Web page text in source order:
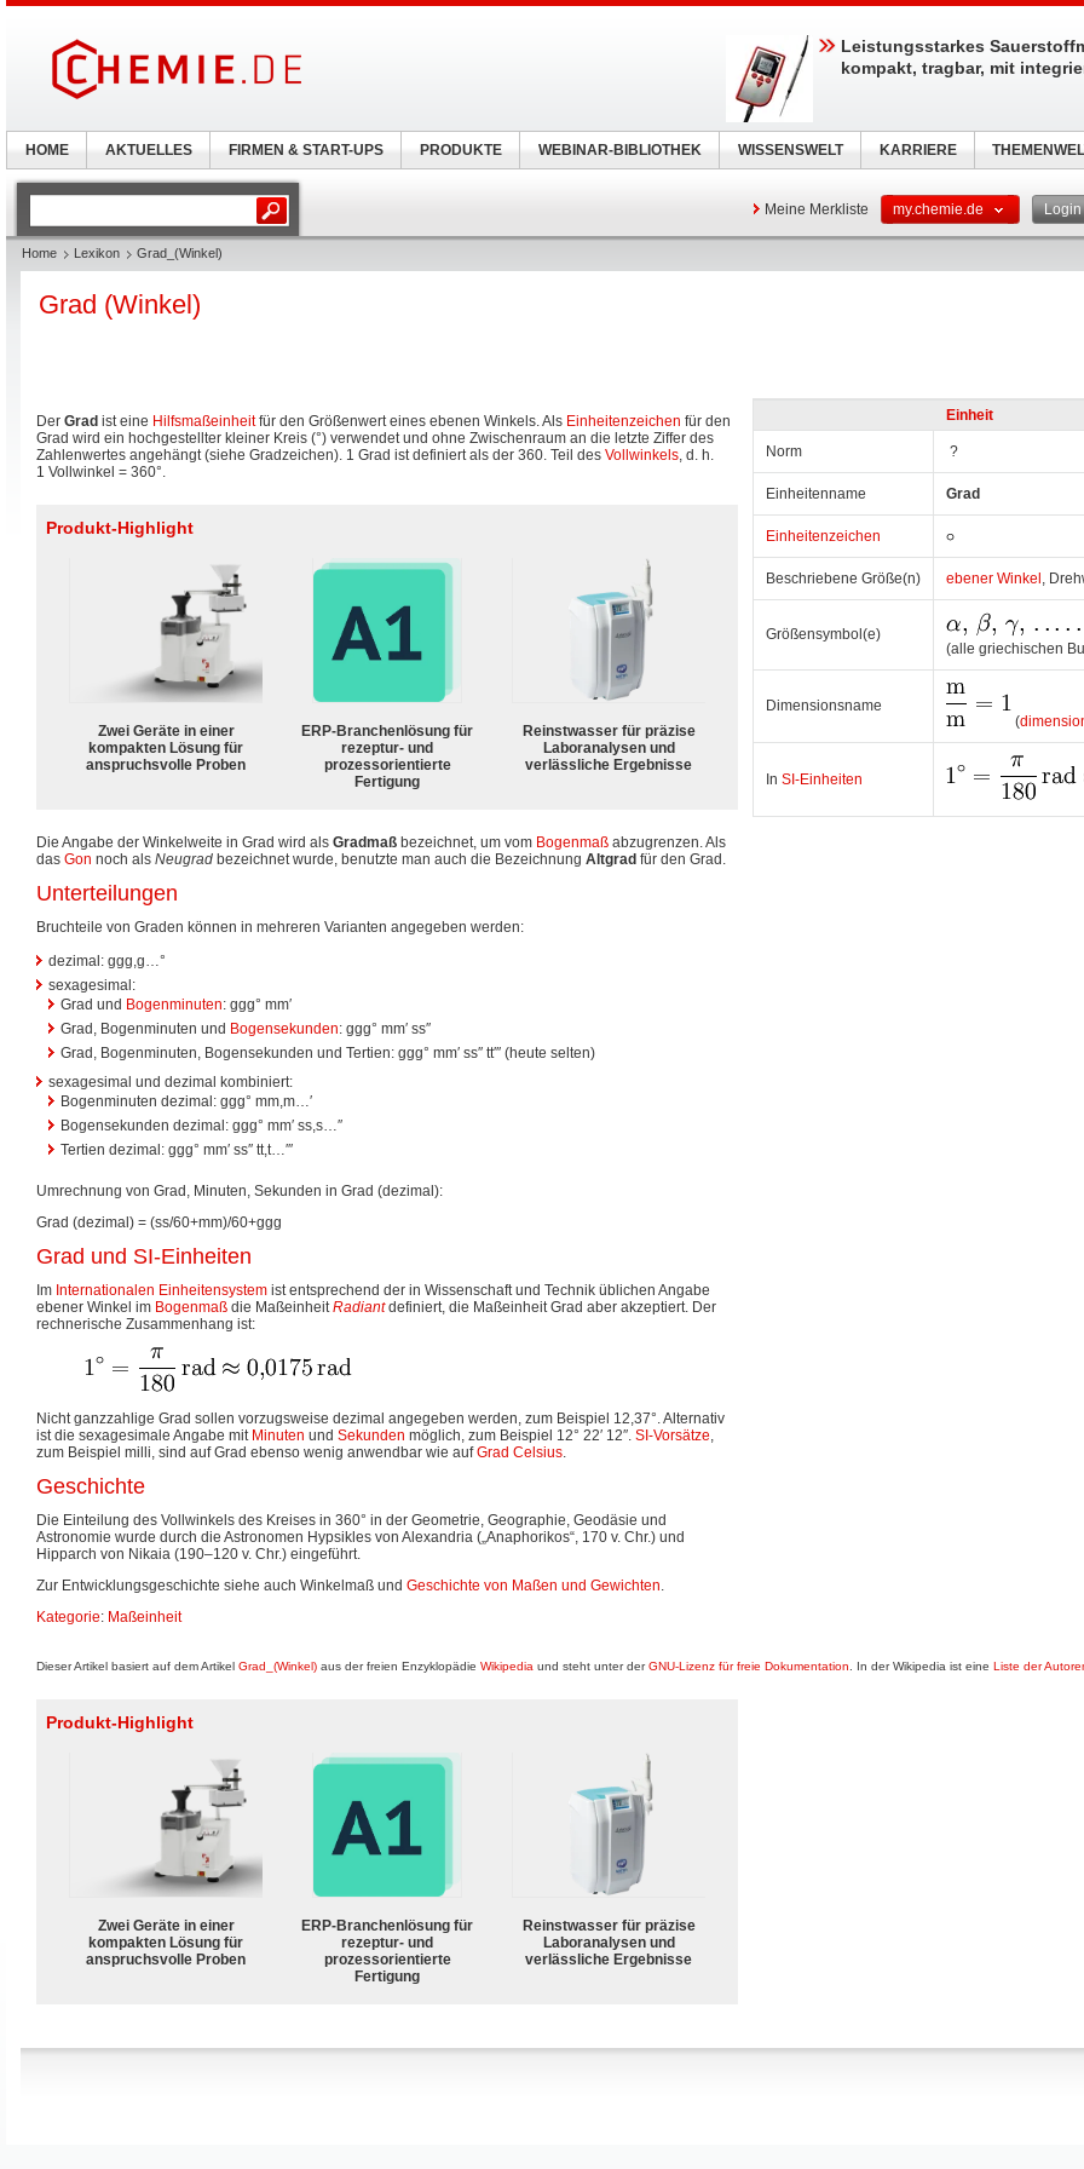
Meine Merkliste my.chemie.de Login
Home Lexikon Grad_(Winkel)
Grad (Winkel)
Einheit
Norm ?
Einheitenname Grad
Einheitenzeichen
Beschriebene Größe(n) ebener Winkel ,
Größensymbol(e)
(alle griechischen
Dimensionsname
(
In SI-Einheiten
Der Grad ist eine Hilfsmaßeinheitfür den Größenwert eines ebenen Winkels. Als Einheitenzeichen für den
Grad wird ein hochgestellter kleiner Kreis (°) verwendet und ohne Zwischenraum an die letzte Ziffer des
Zahlenwertes angehängt (siehe Gradzeichen). 1 Grad ist definiert als der 360. Teil des Vollwinkels, d. h.
1 Vollwinkel = 360°.
Produkt-Highlight
Zwei Geräte in einer
kompakten Lösung für
anspruchsvolle Proben
ERP-Branchenlösung für
rezeptur- und
prozessorientierte
Fertigung
Reinstwasser für präzise
Laboranalysen und
verlässliche Ergebnisse
Die Angabe der Winkelweite in Grad wird als Gradmaß bezeichnet, um vom Bogenmaß abzugrenzen. Als
das Gon noch als Neugrad bezeichnet wurde, benutzte man auch die Bezeichnung Altgrad für den Grad.
Unterteilungen
Bruchteile von Graden können in mehreren Varianten angegeben werden:
dezimal: ggg,g…°
sexagesimal:
Grad und Bogenminuten: ggg° mm′
Grad, Bogenminuten und Bogensekunden: ggg° mm′ ss″
Grad, Bogenminuten, Bogensekunden und Tertien: ggg° mm′ ss″ tt′′′ (heute selten)
sexagesimal und dezimal kombiniert:
Bogenminuten dezimal: ggg° mm,m…′
Bogensekunden dezimal: ggg° mm′ ss,s…″
Tertien dezimal: ggg° mm′ ss″ tt,t…′′′
Umrechnung von Grad, Minuten, Sekunden in Grad (dezimal):
Grad (dezimal) = (ss/60+mm)/60+ggg
Grad und SI-Einheiten
Im Internationalen Einheitensystem ist entsprechend der in Wissenschaft und Technik üblichen Angabe
ebener Winkel im Bogenmaß die MaßeinheitRadiantdefiniert, die Maßeinheit Grad aber akzeptiert. Der
rechnerische Zusammenhang ist:
Nicht ganzzahlige Grad sollen vorzugsweise dezimal angegeben werden, zum Beispiel 12,37°. Alternativ
ist die sexagesimale Angabe mit Minuten und Sekunden möglich, zum Beispiel 12° 22′ 12″. SI-Vorsätze,
zum Beispiel milli, sind auf Grad ebenso wenig anwendbar wie aufGrad Celsius.
Geschichte
Die Einteilung des Vollwinkels des Kreises in 360° in der Geometrie, Geographie, Geodäsie und
Astronomie wurde durch die Astronomen Hypsikles von Alexandria („Anaphorikos“, 170 v. Chr.) und
Hipparch von Nikaia (190–120 v. Chr.) eingeführt.
Zur Entwicklungsgeschichte siehe auch Winkelmaß und Geschichte von Maßen und Gewichten.
Kategorie: Maßeinheit
Dieser Artikel basiert auf dem Artikel Grad_(Winkel) aus der freien Enzyklopädie Wikipedia und steht unter derGNU-Lizenz für freie Dokumentation . In der Wikipedia ist eine Liste der
Produkt-Highlight
Zwei Geräte in einer
kompakten Lösung für
anspruchsvolle Proben
ERP-Branchenlösung für
rezeptur- und
prozessorientierte
Fertigung
Reinstwasser für präzise
Laboranalysen und
verlässliche Ergebnisse
Leistungsstarkes
kompakt, tragbar, mit
HOME AKTUELLES FIRMEN & START-UPS PRODUKTE WEBINAR-BIBLIOTHEK WISSENSWELT KARRIERE